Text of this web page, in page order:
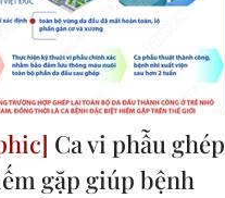
Ca vi phẫu ghép
gặp giúp bệnh